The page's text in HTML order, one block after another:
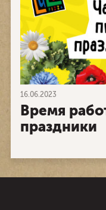
16.06.2023
Время
праздники